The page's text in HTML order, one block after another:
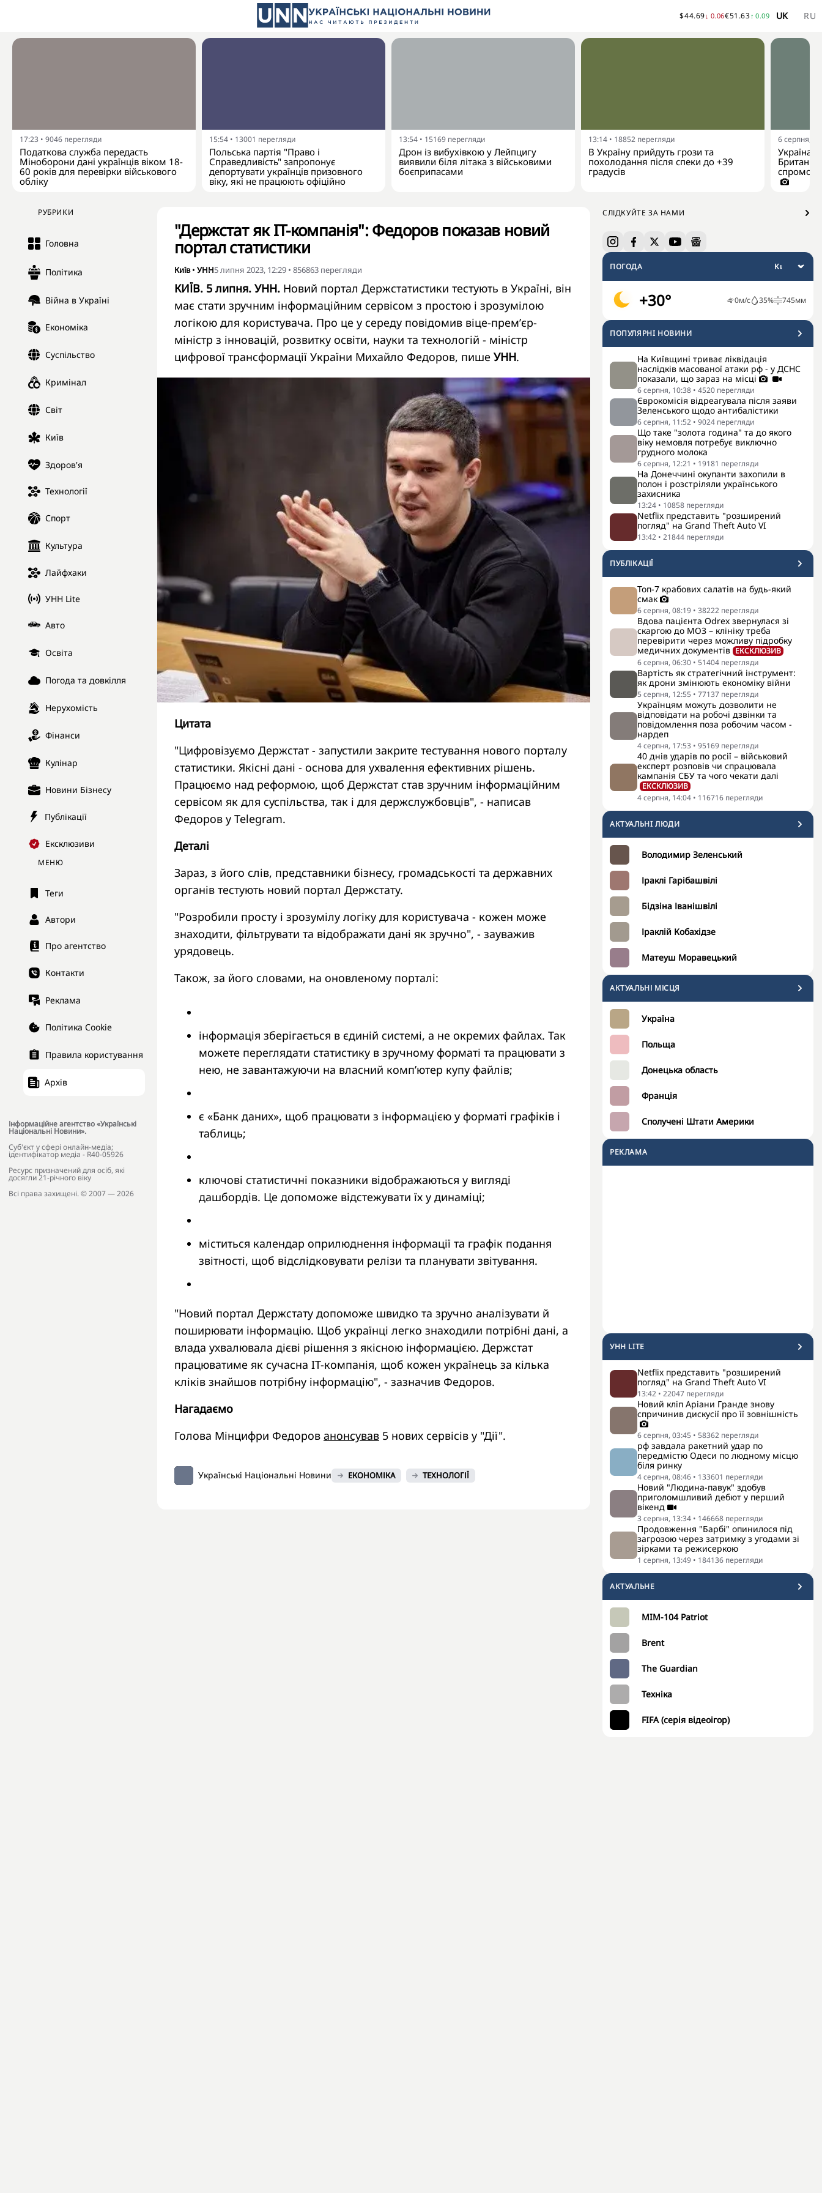
$44.69↓ 0.06€51.63↑ 0.09 UK RU
17:23 • 9046 перегляди
Податкова служба передасть
Міноборони дані українців віком 18-
60 років для перевірки військового
обліку
15:54 • 13001 перегляди
Польська партія "Право і
Справедливість" запропонує
депортувати українців призовного
віку, які не працюють офіційно
13:54 • 15169 перегляди
Дрон із вибухівкою у Лейпцигу
виявили біля літака з військовими
боєприпасами
13:14 • 18852 перегляди
В Україну прийдуть грози та
похолодання після спеки до +39
градусів
6 серпня,
Україна
Британії
РУБРИКИ
Головна
Політика
Війна в Україні
Економіка
Суспільство
Кримінал
Світ
Київ
Здоров'я
Технології
Спорт
Культура
Лайфхаки
УНН Lite
Авто
Освіта
Погода та довкілля
Нерухомість
Фінанси
Кулінар
Новини Бізнесу
Публікації
Ексклюзиви
МЕНЮ
Теги
Автори
Про агентство
Контакти
Реклама
Політика Cookie
Правила користування
Архів
Інформаційне агентство «Українські
Національні Новини».
Cуб'єкт у сфері онлайн-медіа;
ідентифікатор медіа - R40-05926
Ресурс призначений для осіб, які
досягли 21-річного віку
Всі права захищені. © 2007 — 2026
СЛІДКУЙТЕ ЗА НАМИ
ПОГОДА
+30° 0м/с 35% 745мм
ПОПУЛЯРНI НОВИНИ
На Київщині триває ліквідація
наслідків масованої атаки рф - у ДСНС
показали, що зараз на місці
6 серпня, 10:38 • 4520 перегляди
Єврокомісія відреагувала після заяви
Зеленського щодо антибалістики
6 серпня, 11:52 • 9024 перегляди
Що таке "золота година" та до якого
віку немовля потребує виключно
грудного молока
6 серпня, 12:21 • 19181 перегляди
На Донеччині окупанти захопили в
полон і розстріляли українського
захисника
13:24 • 10858 перегляди
Netflix представить "розширений
погляд" на Grand Theft Auto VI
13:42 • 21844 перегляди
ПУБЛІКАЦІЇ
Топ-7 крабових салатів на будь-який
смак
6 серпня, 08:19 • 38222 перегляди
Вдова пацієнта Odrex звернулася зі
скаргою до МОЗ – клініку треба
перевірити через можливу підробку
медичних документів ЕКСКЛЮЗИВ
6 серпня, 06:30 • 51404 перегляди
Вартість як стратегічний інструмент:
як дрони змінюють економіку війни
5 серпня, 12:55 • 77137 перегляди
Українцям можуть дозволити не
відповідати на робочі дзвінки та
повідомлення поза робочим часом -
нардеп
4 серпня, 17:53 • 95169 перегляди
40 днів ударів по росії – військовий
експерт розповів чи спрацювала
кампанія СБУ та чого чекати далі
ЕКСКЛЮЗИВ
4 серпня, 14:04 • 116716 перегляди
АКТУАЛЬНI ЛЮДИ
Володимир Зеленський
Іраклі Гарібашвілі
Бідзіна Іванішвілі
Іраклій Кобахідзе
Матеуш Моравецький
АКТУАЛЬНІ МІСЦЯ
Україна
Польща
Донецька область
Франція
Сполучені Штати Америки
РЕКЛАМА
УНН LITE
Netflix представить "розширений
погляд" на Grand Theft Auto VI
13:42 • 22047 перегляди
Новий кліп Аріани Гранде знову
спричинив дискусії про її зовнішність
6 серпня, 03:45 • 58362 перегляди
рф завдала ракетний удар по
передмістю Одеси по людному місцю
біля ринку
4 серпня, 08:46 • 133601 перегляди
Новий "Людина-павук" здобув
приголомшливий дебют у перший
вікенд
3 серпня, 13:34 • 146668 перегляди
Продовження "Барбі" опинилося під
загрозою через затримку з угодами зі
зірками та режисеркою
1 серпня, 13:49 • 184136 перегляди
АКТУАЛЬНЕ
MIM-104 Patriot
Brent
The Guardian
Техніка
FIFA (серія відеоігор)
"Держстат як IT-компанія": Федоров показав новий
портал статистики
Київ• УНН5 липня 2023, 12:29 • 856863 перегляди
КИЇВ. 5 липня. УНН. Новий портал Держстатистики тестують в Україні, він
має стати зручним інформаційним сервісом з простою і зрозумілою
логікою для користувача. Про це у середу повідомив віце-прем’єр-
міністр з інновацій, розвитку освіти, науки та технологій - міністр
цифрової трансформації України Михайло Федоров, пише УНН.
Цитата
"Цифровізуємо Держстат - запустили закрите тестування нового порталу
статистики. Якісні дані - основа для ухвалення ефективних рішень.
Працюємо над реформою, щоб Держстат став зручним інформаційним
сервісом як для суспільства, так і для держслужбовців", - написав
Федоров у Telegram.
Деталі
Зараз, з його слів, представники бізнесу, громадськості та державних
органів тестують новий портал Держстату.
"Розробили просту і зрозумілу логіку для користувача - кожен може
знаходити, фільтрувати та відображати дані як зручно", - зауважив
урядовець.
Також, за його словами, на оновленому порталі:
інформація зберігається в єдиній системі, а не окремих файлах. Так
можете переглядати статистику в зручному форматі та працювати з
нею, не завантажуючи на власний компʼютер купу файлів;
є «Банк даних», щоб працювати з інформацією у форматі графіків і
таблиць;
ключові статистичні показники відображаються у вигляді
дашбордів. Це допоможе відстежувати їх у динаміці;
міститься календар оприлюднення інформації та графік подання
звітності, щоб відслідковувати релізи та планувати звітування.
"Новий портал Держстату допоможе швидко та зручно аналізувати й
поширювати інформацію. Щоб українці легко знаходили потрібні дані, а
влада ухвалювала дієві рішення з якісною інформацією. Держстат
працюватиме як сучасна IT-компанія, щоб кожен українець за кілька
кліків знайшов потрібну інформацію", - зазначив Федоров.
Нагадаємо
Голова Мінцифри Федоров анонсував 5 нових сервісів у "Дії".
Українські Національні Новини ЕКОНОМІКА ТЕХНОЛОГІЇ